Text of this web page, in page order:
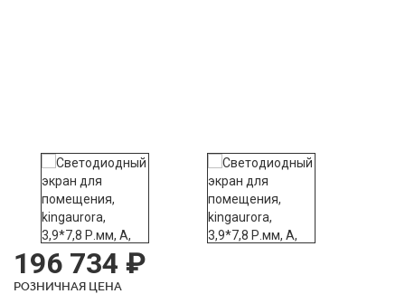
196 734 ₽
РОЗНИЧНАЯ ЦЕНА